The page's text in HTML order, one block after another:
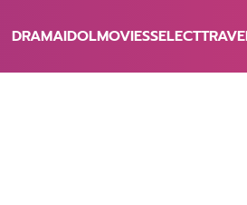
DRAMAIDOLMOVIESSELECT